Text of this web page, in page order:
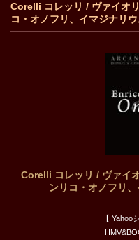
Corelli コレッリ / ヴァイオ
コ・オノフリ、イマジナリ
Corelli コレッリ / ヴァイ
ンリコ・オノフリ
【 Yahoo